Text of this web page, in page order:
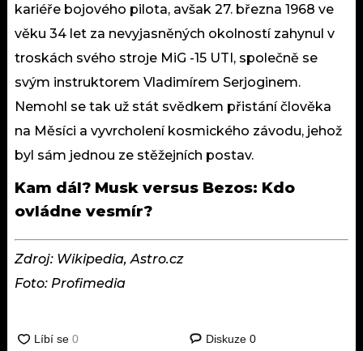
kariéře bojového pilota, avšak 27. března 1968 ve
věku 34 let za nevyjasněných okolností zahynul v
troskách svého stroje MiG -15 UTI, společně se
svým instruktorem Vladimírem Serjoginem.
Nemohl se tak už stát svědkem přistání člověka
na Měsíci a vyvrcholení kosmického závodu, jehož
byl sám jednou ze stěžejních postav.
Kam dál? Musk versus Bezos: Kdo
ovládne vesmír?
Zdroj: Wikipedia, Astro.cz
Foto: Profimedia
Diskuze 0